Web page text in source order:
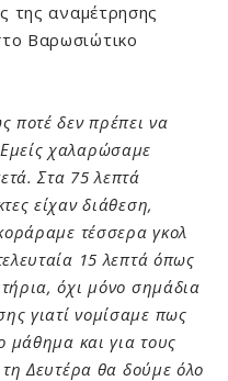
της αναμέτρησης
Βαρωσιώτικο
ποτέ δεν πρέπει να
χαλαρώσαμε
Στα 75 λεπτά
είχαν διάθεση,
τέσσερα γκολ
15 λεπτά όπως
όχι μόνο σημάδια
γιατί νομίσαμε πως
μάθημα και για τους
τη Δευτέρα θα δούμε όλο